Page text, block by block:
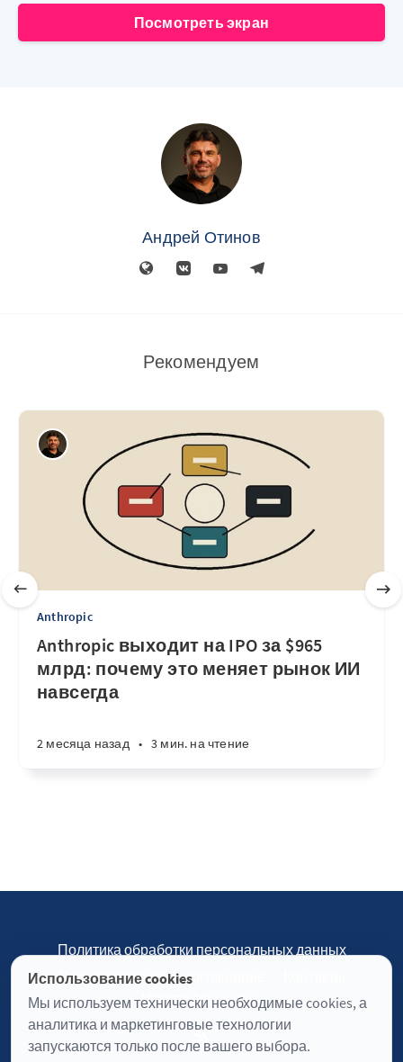
Посмотреть экран
Андрей Отинов
Рекомендуем
Anthropic
Anthropic выходит на IPO за $965
млрд: почему это меняет рынок ИИ
навсегда
2 месяца назад • 3 мин. на чтение
Использование cookies
Мы используем технически необходимые cookies, а
аналитика и маркетинговые технологии
запускаются только после вашего выбора.
Политика обработки персональных данных
Пользовательское соглашение
Настройки cookies